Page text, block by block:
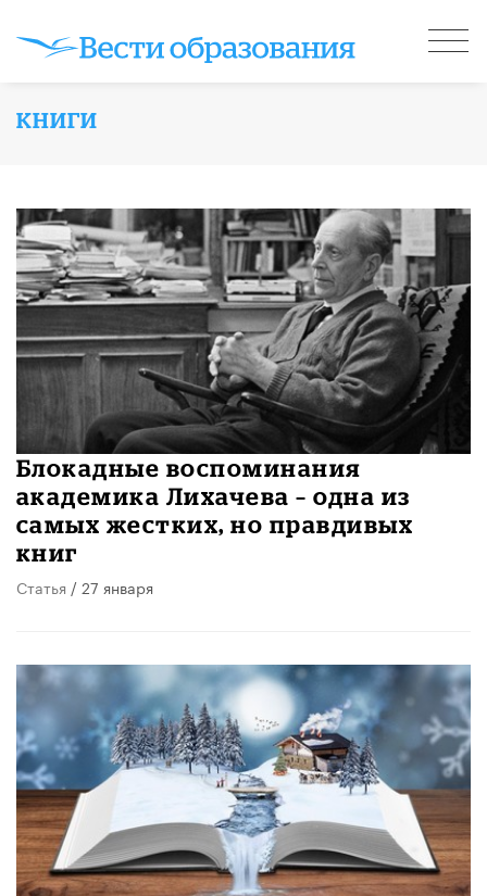
КНИГИ
Блокадные воспоминания
академика Лихачева – одна из
самых жестких, но правдивых
книг
Статья / 27 января